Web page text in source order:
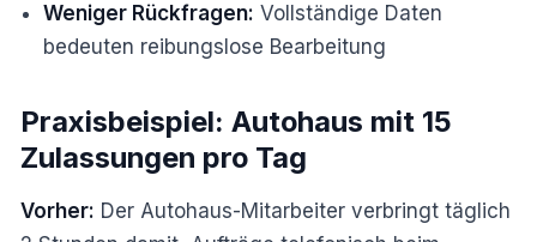
Weniger Rückfragen: Vollständige Daten
bedeuten reibungslose Bearbeitung
Praxisbeispiel: Autohaus mit 15
Zulassungen pro Tag
Vorher: Der Autohaus-Mitarbeiter verbringt täglich